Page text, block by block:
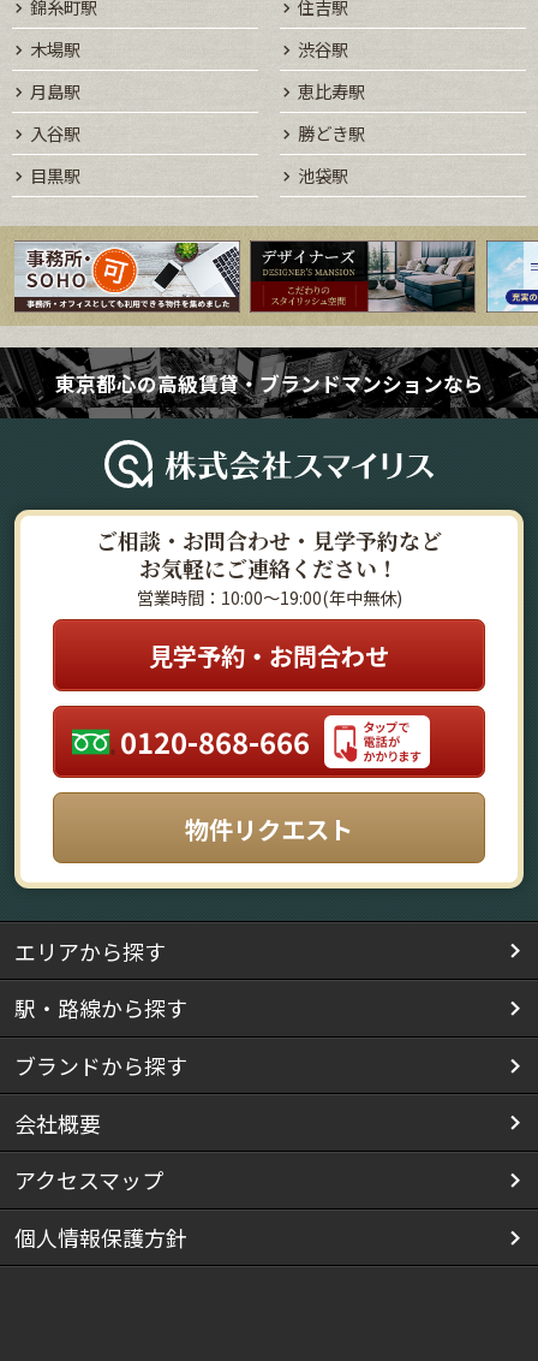
錦糸町駅
住吉駅
木場駅
渋谷駅
月島駅
恵比寿駅
入谷駅
勝どき駅
目黒駅
池袋駅
東京都心の高級賃貸・ブランドマンションなら
ご相談・お問合わせ・見学予約など
お気軽にご連絡ください！
営業時間：10:00～19:00(年中無休)
見学予約・お問合わせ
0120-868-666
物件リクエスト
エリアから探す
駅・路線から探す
ブランドから探す
会社概要
アクセスマップ
個人情報保護方針